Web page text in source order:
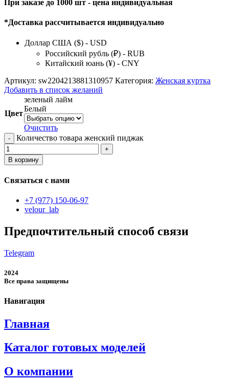
При заказе до 1000 шт - цена индивидуальная
*Доставка рассчитывается индивидуально
Доллар США ($) - USD
Российский рубль (₽) - RUB
Китайский юань (¥) - CNY
Артикул: sw2204213881310957 Категория: Женская куртка
Добавить в список желаний
Цвет
зеленый лайм
Белый
Очистить
Количество товара женский пиджак
В корзину
Связаться с нами
+7 (977) 150-06-97
velour_lab
Предпочтительный способ связи
Telegram
2024
Все права защищены
Навигация
Главная
Каталог готовых моделей
О компании